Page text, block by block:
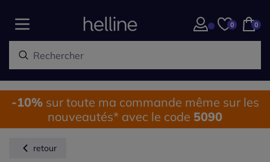
0 0
-10%sur toute ma commande même sur les
nouveautés* avec le code 5090
retour